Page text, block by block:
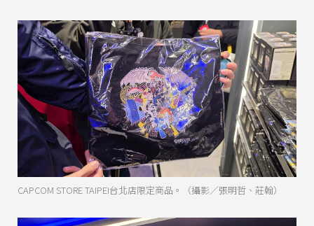
CAPCOM STORE TAIPEI台北店限定商品。（攝影／張明哲、莊翰）